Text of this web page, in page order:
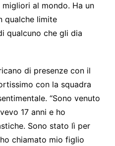
al mondo. Ha un
qualche limite
qualcuno che gli dia
di presenze con il
con la squadra
“Sono venuto
17 anni e ho
Sono stato lì per
chiamato mio figlio